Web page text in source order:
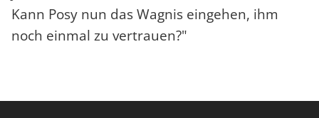
Kann Posy nun das Wagnis eingehen, ihm
noch einmal zu vertrauen?"